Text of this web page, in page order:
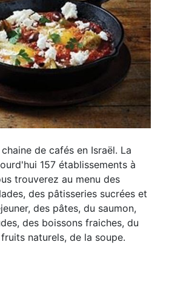
de cafés en Israël. La
157 établissements à
trouverez au menu des
des pâtisseries sucrées et
des pâtes, du saumon,
des boissons fraiches, du
naturels, de la soupe.